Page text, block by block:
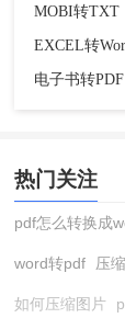
MOBI转TXT
EXCEL转
电子书转PDF
热门关注
pdf怎么转换成
word转pdf 压
如何压缩图片